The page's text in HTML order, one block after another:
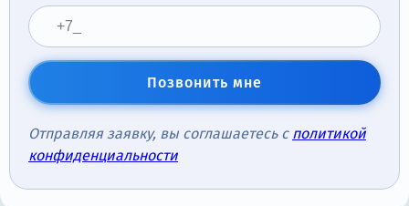
Позвонить мне
Отправляя заявку, вы соглашаетесь с политикой
конфиденциальности